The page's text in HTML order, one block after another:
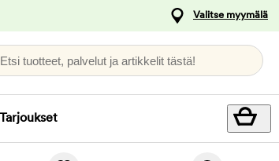
Valitse myymälä
Etsi tuotteet, palvelut ja artikkelit tästä!
Tarjoukset